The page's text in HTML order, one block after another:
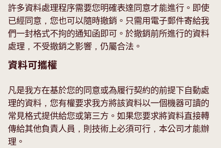
許多資料處理程序需要您明確表達同意才能進行。即使
已經同意，您也可以隨時撤銷。只需用電子郵件寄給我
們一封格式不拘的通知函即可。於撤銷前所進行的資料
處理，不受撤銷之影響，仍屬合法。
資料可攜權
凡是我方在基於您的同意或為履行契約的前提下自動處
理的資料，您有權要求我方將該資料以一個機器可讀的
常見格式提供給您或第三方。如果您要求將資料直接轉
傳給其他負責人員，則技術上必須可行，本公司才能辦
理。